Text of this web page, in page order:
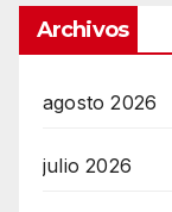
Archivos
agosto 2026
julio 2026